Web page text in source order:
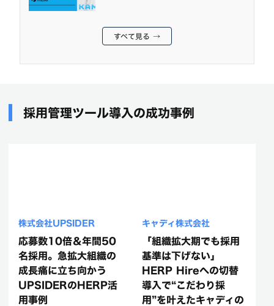
すべて見る →
採用管理ツール導入の成功事例
株式会社UPSIDER
応募数10倍＆年間50
名採用。急拡大組織の
成長痛に立ち向かう
UPSIDERのHERP活
用事例
キャディ株式会社
「組織拡大期でも採用
基準は下げない」
HERP Hireへの切替
導入で“こだわり採
用”を叶えたキャディの